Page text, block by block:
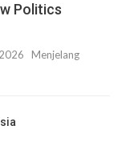
Politics
Menjelang